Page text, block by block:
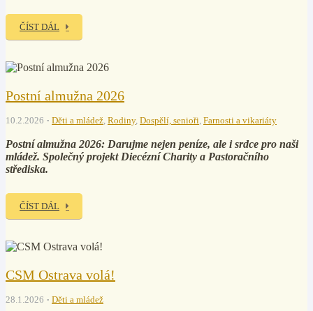
ČÍST DÁL
Postní almužna 2026
10.2.2026 Děti a mládež, Rodiny, Dospělí, senioři, Farnosti a vikariáty
Postní almužna 2026: Darujme nejen peníze, ale i srdce pro naši
mládež. Společný projekt Diecézní Charity a Pastoračního
střediska.
ČÍST DÁL
CSM Ostrava volá!
28.1.2026 Děti a mládež